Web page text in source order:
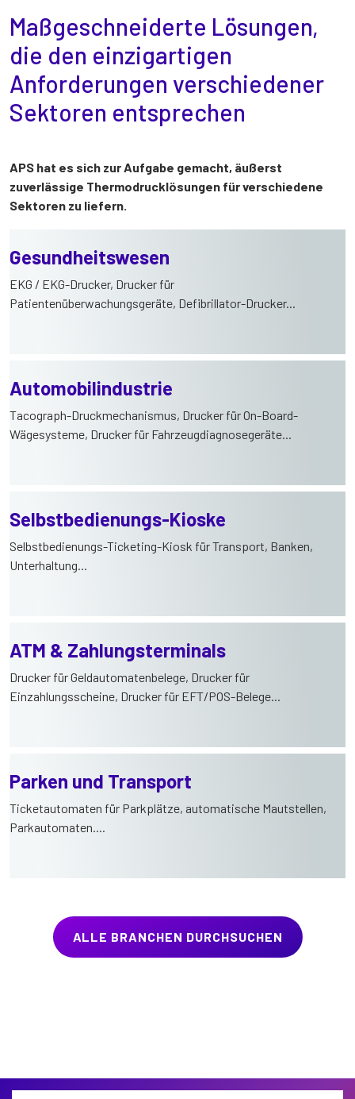
Maßgeschneiderte Lösungen,
die den einzigartigen
Anforderungen verschiedener
Sektoren entsprechen
APS hat es sich zur Aufgabe gemacht, äußerst
zuverlässige Thermodrucklösungen für verschiedene
Sektoren zu liefern.
Gesundheitswesen
EKG / EKG-Drucker, Drucker für
Patientenüberwachungsgeräte, Defibrillator-Drucker...
Automobilindustrie
Tacograph-Druckmechanismus, Drucker für On-Board-
Wägesysteme, Drucker für Fahrzeugdiagnosegeräte...
Selbstbedienungs-Kioske
Selbstbedienungs-Ticketing-Kiosk für Transport, Banken,
Unterhaltung...
ATM & Zahlungsterminals
Drucker für Geldautomatenbelege, Drucker für
Einzahlungsscheine, Drucker für EFT/POS-Belege...
Parken und Transport
Ticketautomaten für Parkplätze, automatische Mautstellen,
Parkautomaten....
ALLE BRANCHEN DURCHSUCHEN